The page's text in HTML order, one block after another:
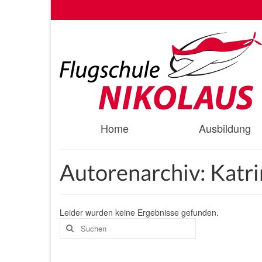
Home Ausbildung
Autorenarchiv:
Leider wurden keine Ergebnisse gefunden.
Suchen
nach: